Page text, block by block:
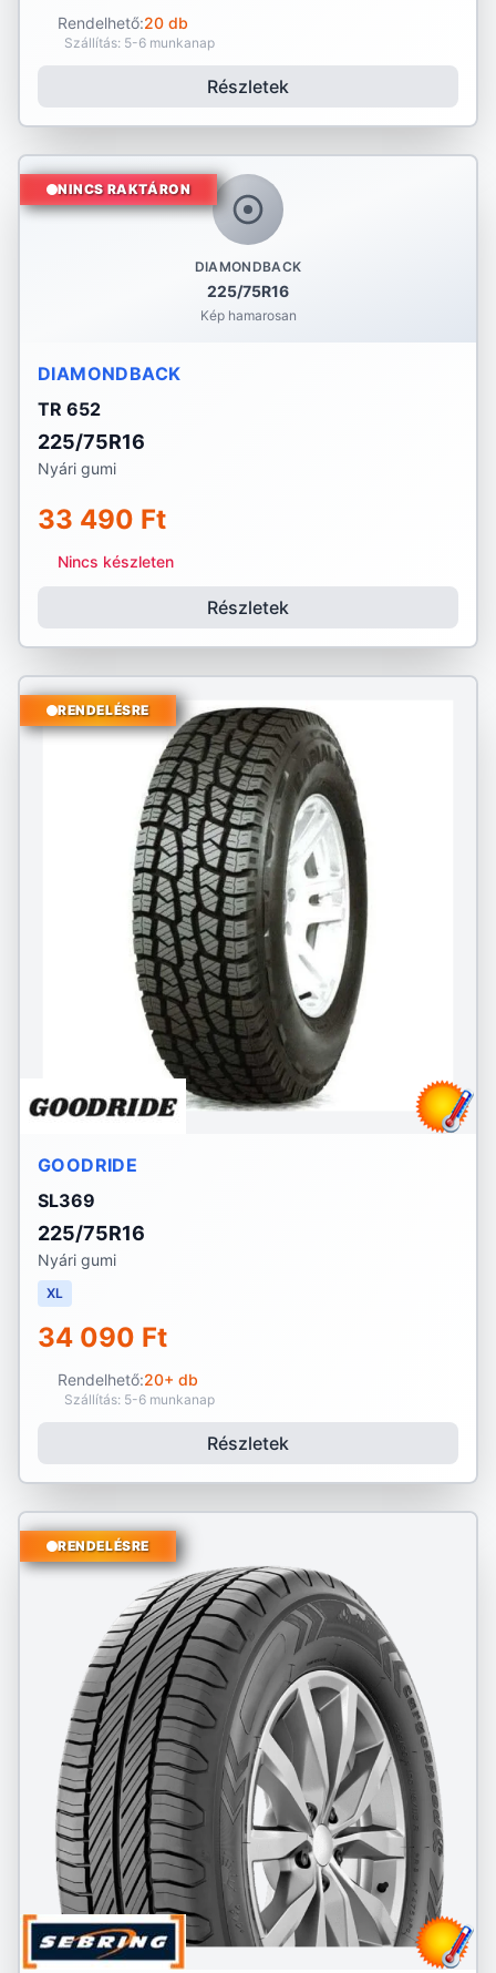
Rendelhető:20 db
Szállítás: 5-6 munkanap
Részletek
DIAMONDBACK
225/75R16
Kép hamarosan
NINCS RAKTÁRON
DIAMONDBACK
TR 652
225/75R16
Nyári gumi
33 490 Ft
Nincs készleten
Részletek
RENDELÉSRE
GOODRIDE
SL369
225/75R16
Nyári gumi
XL
34 090 Ft
Rendelhető:20+ db
Szállítás: 5-6 munkanap
Részletek
RENDELÉSRE